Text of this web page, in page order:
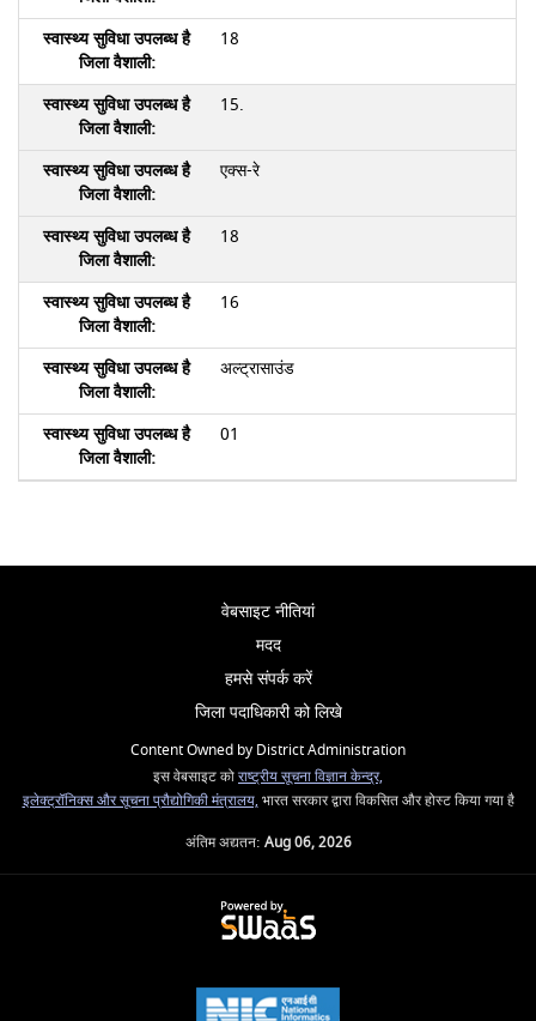
18
15.
एक्स-रे
18
16
अल्ट्रासाउंड
01
वेबसाइट नीतियां
मदद
हमसे संपर्क करें
जिला पदाधिकारी को लिखे
Content Owned by District Administration
इस वेबसाइट कोराष्ट्रीय सूचना विज्ञान केन्द्र,
इलेक्ट्रॉनिक्स और सूचना प्रौद्योगिकी मंत्रालय,भारत सरकार द्वारा विकसित और होस्ट किया गया है
अंतिम अद्यतन: Aug 06, 2026